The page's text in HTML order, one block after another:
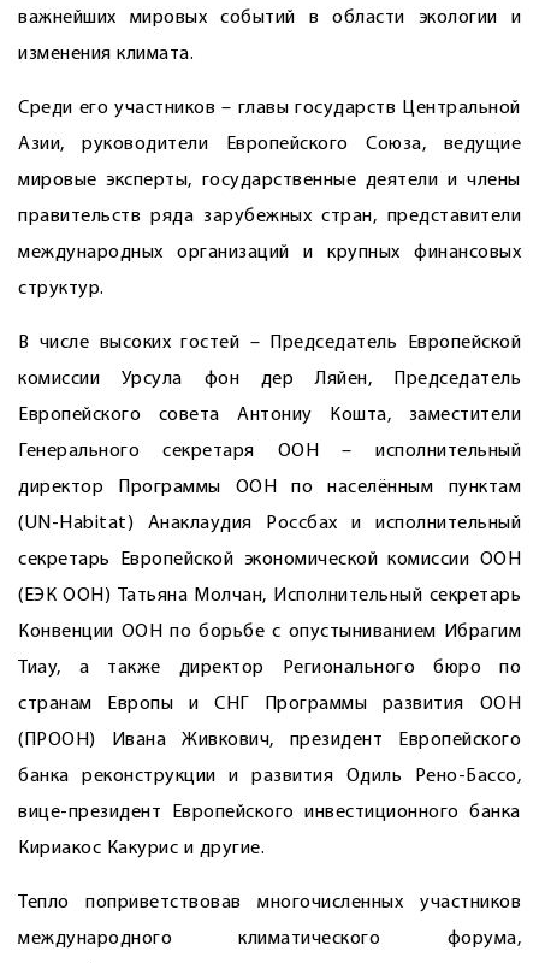
важнейших мировых событий в области экологии и
изменения климата.
Среди его участников – главы государств Центральной
Азии, руководители Европейского ­Союза, ведущие
мировые эксперты, государственные деятели и члены
правительств ряда зарубежных стран, представители
международных организаций и крупных финансовых
структур.
В числе высоких гостей – Председатель Европейской
комиссии Урсула фон дер Ляйен, Председатель
Европейского совета Антониу Кошта, заместители
Генерального секретаря ООН – исполнительный
директор Программы ООН по населённым пунктам
(UN-Habitat) Анаклаудия Россбах и исполнительный
секретарь Европейской экономической комиссии ООН
(ЕЭК ООН) Татьяна Молчан, Исполнительный секретарь
Конвенции ООН по борьбе с опустыниванием Ибрагим
Тиау, а также директор Регионального бюро по
странам Европы и СНГ Программы развития ООН
(ПРООН) Ивана Живкович, президент Европейского
банка реконструкции и развития Одиль Рено-Бассо,
вице-президент Европейского инвестиционного банка
Кириакос Какурис и другие.
Тепло поприветствовав многочисленных участников
международного климатического форума,